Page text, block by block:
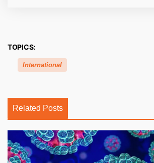
TOPICS:
International
Related Posts